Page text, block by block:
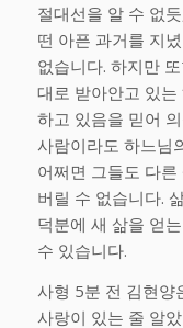
절대선을 알 수 없
떤 아픈 과거를 지
없습니다. 하지만
대로 받아안고 있
하고 있음을 믿어
사람이라도 하느님
어쩌면 그들도 다
버릴 수 없습니다.
덕분에 새 삶을 얻
수 있습니다.
사형 5분 전 김현양
사랑이 있는 줄 알